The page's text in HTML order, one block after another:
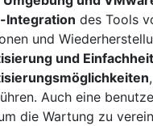
Integration des Tools
und
und Einfachheit
Auch eine
die Wartung zu